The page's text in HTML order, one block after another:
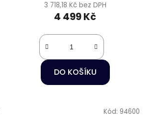
3 718,18 Kč bez DPH
4 499 Kč
DO KOŠÍKU
Kód: 94600